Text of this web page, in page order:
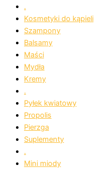
.
Kosmetyki do kąpieli
Szampony
Balsamy
Maści
Mydła
Kremy
.
Pyłek kwiatowy
Propolis
Pierzga
Suplementy
.
Mini miody